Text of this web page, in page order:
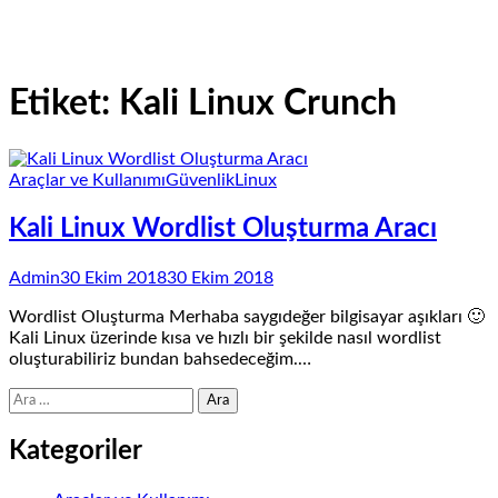
Etiket: Kali Linux Crunch
Araçlar ve KullanımıGüvenlikLinux
Kali Linux Wordlist Oluşturma Aracı
Admin30 Ekim 201830 Ekim 2018
Wordlist Oluşturma Merhaba saygıdeğer bilgisayar aşıkları 🙂
Kali Linux üzerinde kısa ve hızlı bir şekilde nasıl wordlist
oluşturabiliriz bundan bahsedeceğim.…
Arama:
Kategoriler